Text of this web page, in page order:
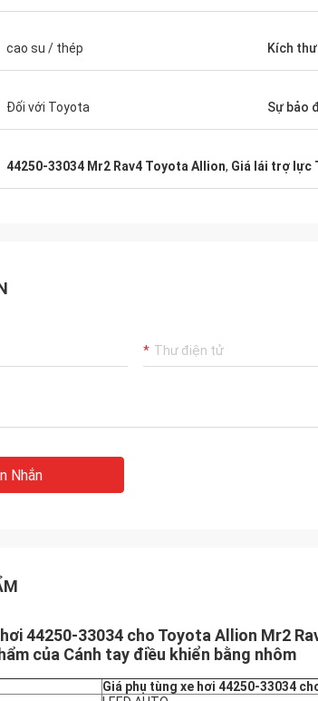
cao su / thép Kích
Đối với Toyota Sự bảo
44250-33034 Mr2 Rav4 Toyota Allion, Giá lái trợ lực
Nhắn
44250-33034 cho Toyota Allion Mr2
của Cánh tay điều khiển bằng nhôm
Giá phụ tùng xe hơi 44250-33034